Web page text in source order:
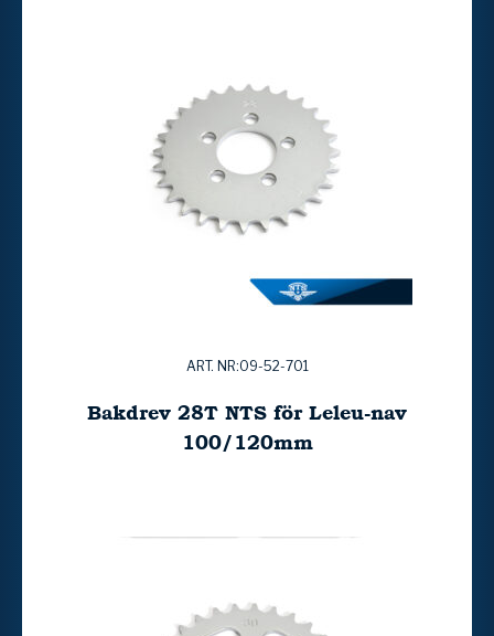
ART. NR:09-52-701
Bakdrev 28T NTS för Leleu-nav
100/120mm